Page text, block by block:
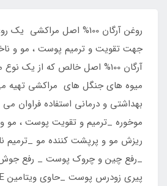
روغن آرگان 100% اصل
جهت تقویت و ترمیم پوست ، مو و
آرگان 100% اصل خالص که از یک
میوه های جنگل های مراکشی تهیه
بهداشتی و درمانی استفاده فراوان
موخوره _ترمیم و تقویت پوست ، مو
ریزش مو و پرپشت کننده مو _ترمیم
_رفع چین و چروک پوست _ رفع جوش